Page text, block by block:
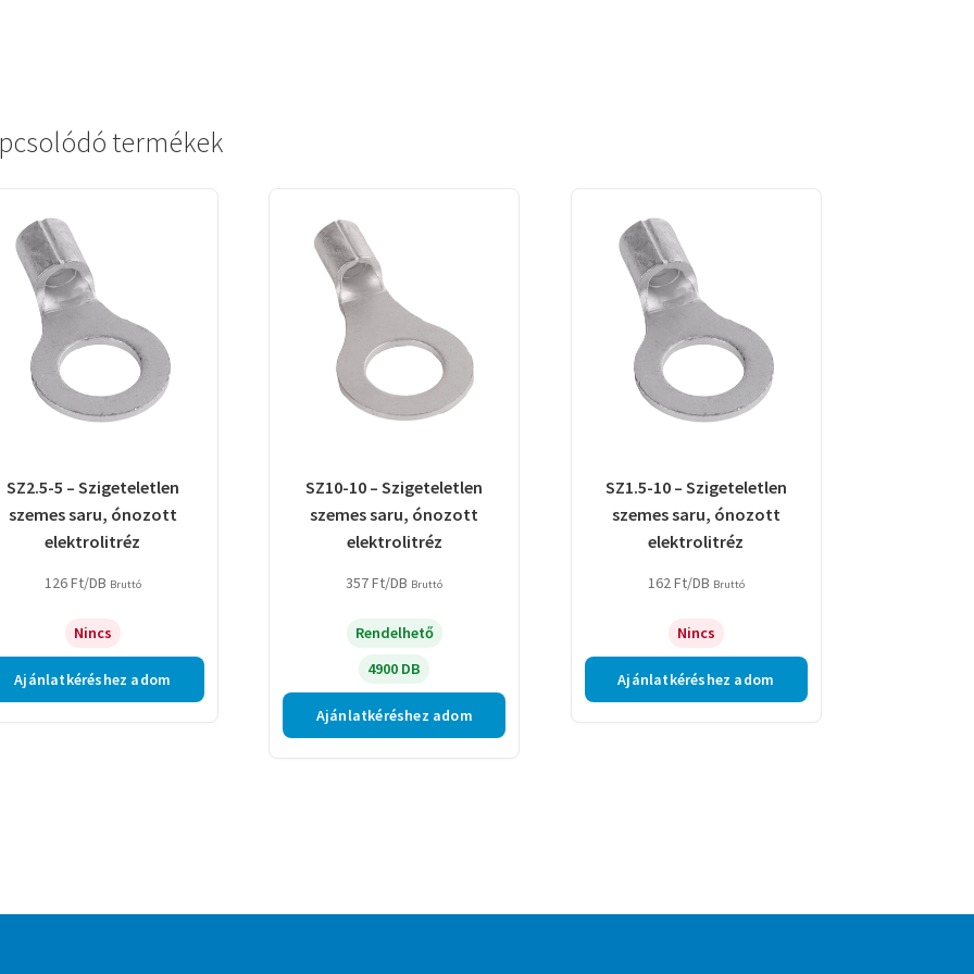
termékek
SZ2.5-5 – Szigeteletlen
szemes saru, ónozott
elektrolitréz
126Ft/DB Bruttó
Nincs
Ajánlatkéréshez adom
SZ10-10 – Szigeteletlen
szemes saru, ónozott
elektrolitréz
357Ft/DB Bruttó
Rendelhető
4900 DB
Ajánlatkéréshez adom
SZ1.5-10 – Szigeteletlen
szemes saru, ónozott
elektrolitréz
162Ft/DB Bruttó
Nincs
Ajánlatkéréshez adom